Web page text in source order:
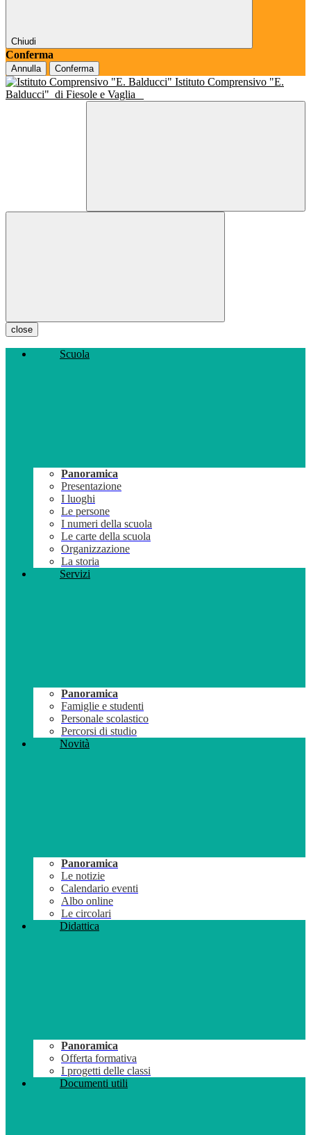
Chiudi
Conferma
Annulla Conferma
Istituto Comprensivo "E.
Balducci" di Fiesole e Vaglia
close
Scuola
Panoramica
Presentazione
I luoghi
Le persone
I numeri della scuola
Le carte della scuola
Organizzazione
La storia
Servizi
Panoramica
Famiglie e studenti
Personale scolastico
Percorsi di studio
Novità
Panoramica
Le notizie
Calendario eventi
Albo online
Le circolari
Didattica
Panoramica
Offerta formativa
I progetti delle classi
Documenti utili